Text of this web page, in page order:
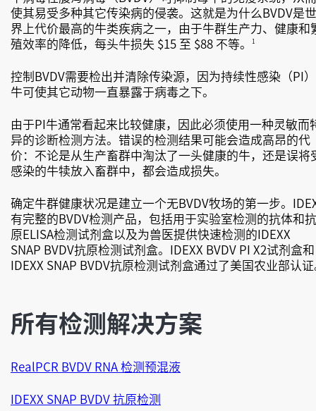
使其易受多种其它传染病的侵袭。这就是为什么BVDV是世
界上代价最高的牛类疾病之一，由于牛群生产力、健康和
殖效率的降低，每头牛损失 $15 至 $88 不等。
1
控制BVDV需要检出并清除传染源，因为持续性感染（PI）
牛可使其它动物一直暴露于病毒之下。
由于PI牛通常看起来比较健康，因此必须使用一种灵敏而
异的诊断检测方法。错误的检测结果可能会造成高昂的代
价：不论是从生产畜群中淘汰了一头健康的牛，还是误将
感染的牛犊放入畜群中，都会造成损失。
确定牛群健康状况是建立一个无BVDV牧场的第一步。
有完整的BVDV检测产品，包括用于实验室检测的抗体和抗
原ELISA检测试剂盒以及为兽医提供快速检测的IDEXX
SNAP BVDV抗原检测试剂盒。IDEXX BVDV PI X2试剂盒和
IDEXX SNAP BVDV抗原检测试剂盒通过了美国农业部认
所有检测解决方案
RealPCR BVDV RNA 检测预混液
IDEXX SNAP BVDV 抗原检测